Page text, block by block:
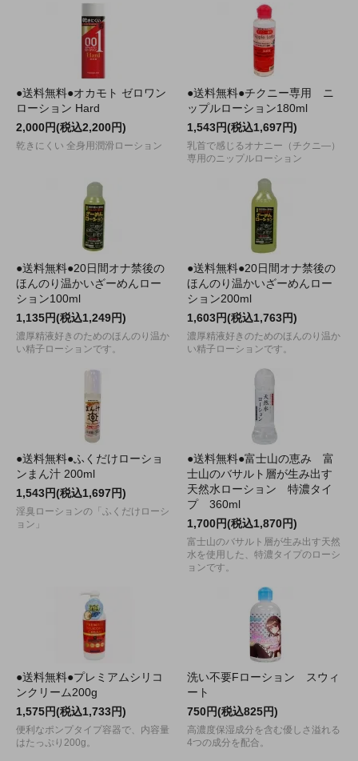
●送料無料●オカモト ゼロワン
ローション Hard
2,000円(税込2,200円)
乾きにくい 全身用潤滑ローション
●送料無料●チクニー専用 ニ
ップルローション180ml
1,543円(税込1,697円)
乳首で感じるオナニー（チクニ―）
専用のニップルローション
●送料無料●20日間オナ禁後の
ほんのり温かいざーめんロー
ション100ml
1,135円(税込1,249円)
濃厚精液好きのためのほんのり温か
い精子ローションです。
●送料無料●20日間オナ禁後の
ほんのり温かいざーめんロー
ション200ml
1,603円(税込1,763円)
濃厚精液好きのためのほんのり温か
い精子ローションです。
●送料無料●ふくだけローショ
ンまん汁 200ml
1,543円(税込1,697円)
淫臭ローションの「ふくだけローシ
ョン」
●送料無料●富士山の恵み 富
士山のバサルト層が生み出す
天然水ローション 特濃タイ
プ 360ml
1,700円(税込1,870円)
富士山のバサルト層が生み出す天然
水を使用した、特濃タイプのローシ
ョンです。
●送料無料●プレミアムシリコ
ンクリーム200g
1,575円(税込1,733円)
便利なポンプタイプ容器で、内容量
はたっぷり200g。
洗い不要Fローション スウィ
ート
750円(税込825円)
高濃度保湿成分を含む優しさ溢れる
4つの成分を配合。